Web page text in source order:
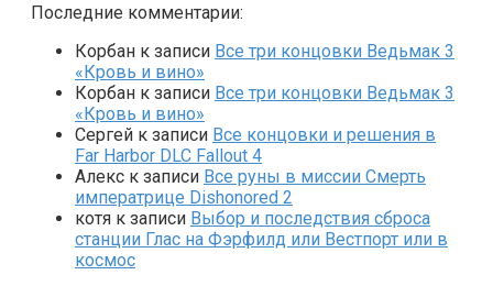
Последние комментарии:
Корбан к записи Все три концовки Ведьмак 3
«Кровь и вино»
Корбан к записи Все три концовки Ведьмак 3
«Кровь и вино»
Сергей к записи Все концовки и решения в
Far Harbor DLC Fallout 4
Алекс к записи Все руны в миссии Смерть
императрице Dishonored 2
котя к записи Выбор и последствия сброса
станции Глас на Фэрфилд или Вестпорт или в
космос